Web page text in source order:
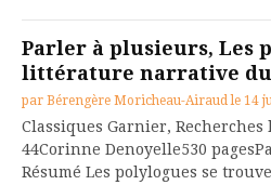
Parler à plusieurs, Les
littérature narrative du
par Bérengère Moricheau-Airaud le 14
Classiques Garnier,
44Corinne Denoyelle530
Résumé Les polylogues se